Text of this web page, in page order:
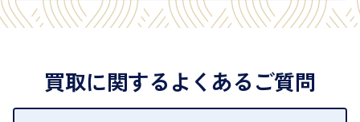
買取に関するよくあるご質問